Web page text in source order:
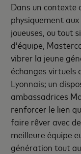
Dans un contexte
physiquement
joueuses, ou tout
d’équipe,
vibrer la jeune
échanges virtuels
Lyonnais; un
ambassadrices
renforcer le lien
faire rêver avec
meilleure équipe
génération tout